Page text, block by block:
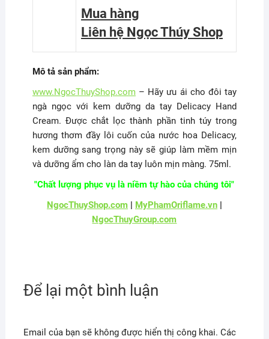
Mua hàng
Liên hệ Ngọc Thúy Shop
Mô tả sản phẩm:
www.NgocThuyShop.com– Hãy ưu ái cho đôi tay
ngà ngọc với kem dưỡng da tay Delicacy Hand
Cream. Được chắt lọc thành phần tinh túy trong
hương thơm đầy lôi cuốn của nước hoa Delicacy,
kem dưỡng sang trọng này sẽ giúp làm mềm mịn
và dưỡng ẩm cho làn da tay luôn mịn màng. 75ml.
"Chất lượng phục vụ là niềm tự hào của chúng tôi"
NgocThuyShop.com| MyPhamOriflame.vn|
NgocThuyGroup.com
Để lại một bình luận
Email của bạn sẽ không được hiển thị công khai. Các